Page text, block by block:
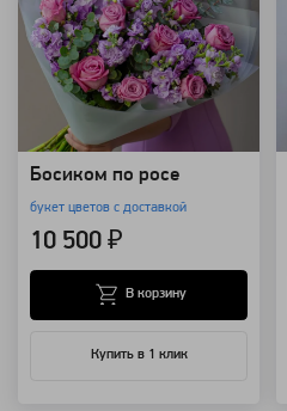
Босиком по росе
букет цветов с доставкой
10 500 ₽
Купить в 1 клик
В корзину